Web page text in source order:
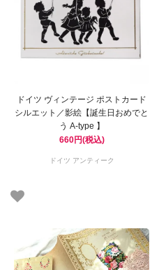
ドイツ ヴィンテージ ポストカード
シルエット／影絵【誕生日おめでと
う A-type 】
660円(税込)
ドイツ アンティーク